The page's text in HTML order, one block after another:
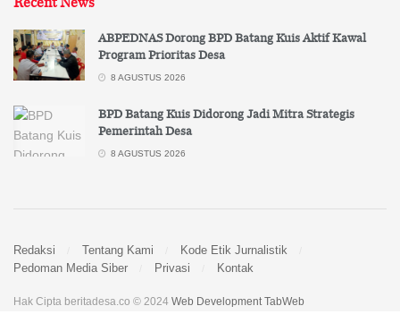
ABPEDNAS Dorong BPD Batang Kuis Aktif Kawal
Program Prioritas Desa
8 AGUSTUS 2026
BPD Batang Kuis Didorong Jadi Mitra Strategis
Pemerintah Desa
8 AGUSTUS 2026
Redaksi Tentang Kami
Kode Etik Jurnalistik
Pedoman Media Siber
Privasi Kontak
Hak Cipta beritadesa.co © 2024 Web Development TabWeb